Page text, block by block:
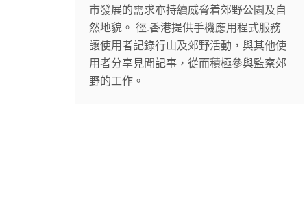
市發展的需求亦持續威脅着郊野公園及自
然地貌。 徑.香港提供手機應用程式服務
讓使用者記錄行山及郊野活動，與其他使
用者分享見聞記事，從而積極參與監察郊
野的工作。